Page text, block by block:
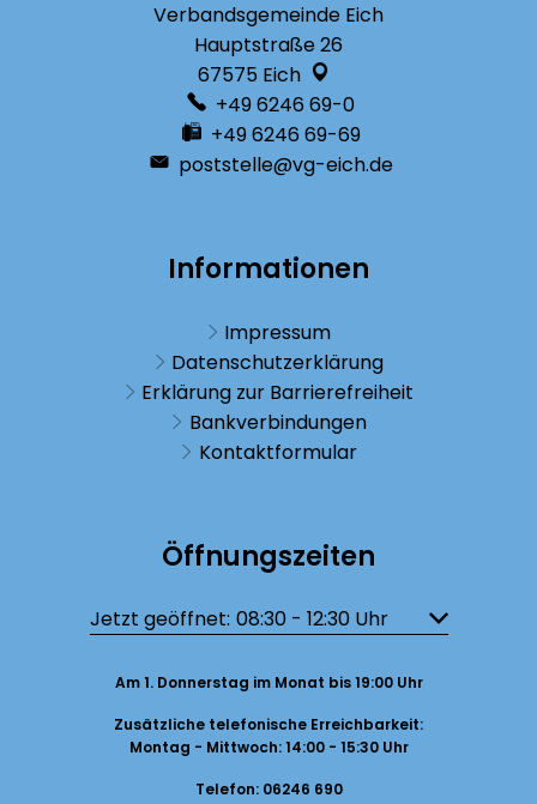
Verbandsgemeinde Eich
Hauptstraße 26
67575 Eich
+49 6246 69-0
+49 6246 69-69
poststelle@vg-eich.de
Informationen
Impressum
Datenschutzerklärung
Erklärung zur Barrierefreiheit
Bankverbindungen
Kontaktformular
Öffnungszeiten
Klicken, um weitere Öffnungs- oder Schließzeiten
Jetzt geöffnet: 08:30- 12:30Uhr Von 08:30
Am 1. Donnerstag im Monat bis 19:00 Uhr
Zusätzliche telefonische Erreichbarkeit:
Montag - Mittwoch: 14:00 - 15:30 Uhr
Telefon: 06246 690